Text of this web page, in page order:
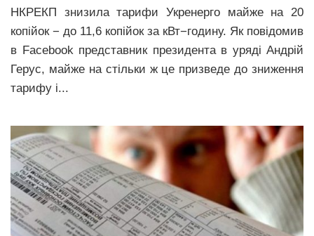
Політика
Світ
Наука
Історії
Рецепти
Привітання
Здоров’я
Події
НКРЕКП знизила тарифи Укренерго майже на 20
копійок − до 11,6 копійок за кВт−годину. Як повідомив
в Facebook представник президента в уряді Андрій
Герус, майже на стільки ж це призведе до зниження
тарифу і...